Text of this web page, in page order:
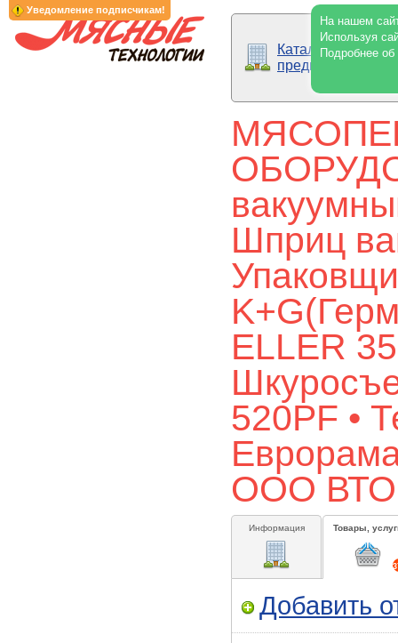
Уведомление подписчикам!
На нашем
Используя
Подробнее
Каталог
предприятий
Шприц
ELLER
520PF •
ООО
Информация Товары,
Добавить